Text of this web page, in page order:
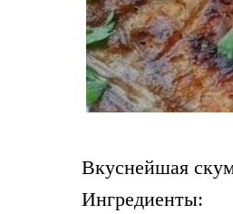
Вкуснейшая
Ингредиенты: